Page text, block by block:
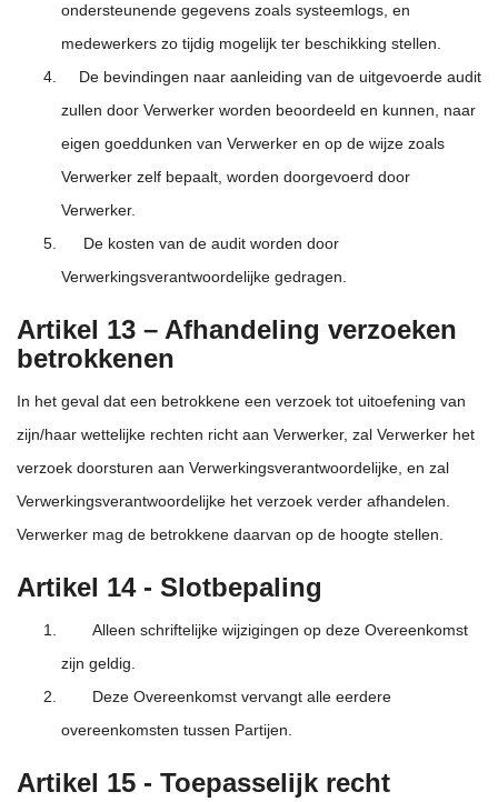
ondersteunende gegevens zoals systeemlogs, en
medewerkers zo tijdig mogelijk ter beschikking stellen.
De bevindingen naar aanleiding van de uitgevoerde audit
zullen door Verwerker worden beoordeeld en kunnen, naar
eigen goeddunken van Verwerker en op de wijze zoals
Verwerker zelf bepaalt, worden doorgevoerd door
Verwerker.
De kosten van de audit worden door
Verwerkingsverantwoordelijke gedragen.
Artikel 13 – Afhandeling verzoeken
betrokkenen
In het geval dat een betrokkene een verzoek tot uitoefening van
zijn/haar wettelijke rechten richt aan Verwerker, zal Verwerker het
verzoek doorsturen aan Verwerkingsverantwoordelijke, en zal
Verwerkingsverantwoordelijke het verzoek verder afhandelen.
Verwerker mag de betrokkene daarvan op de hoogte stellen.
Artikel 14 - Slotbepaling
Alleen schriftelijke wijzigingen op deze Overeenkomst
zijn geldig.
Deze Overeenkomst vervangt alle eerdere
overeenkomsten tussen Partijen.
Artikel 15 - Toepasselijk recht